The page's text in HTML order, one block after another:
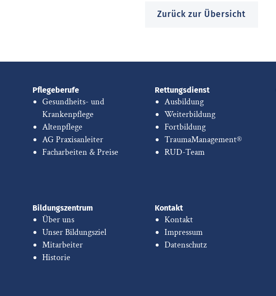
Zurück zur Übersicht
Pflegeberufe
Gesundheits- und
Krankenpflege
Altenpflege
AG Praxisanleiter
Facharbeiten & Preise
Rettungsdienst
Ausbildung
Weiterbildung
Fortbildung
TraumaManagement®
RUD-Team
Bildungszentrum
Über uns
Unser Bildungsziel
Mitarbeiter
Historie
Kontakt
Kontakt
Impressum
Datenschutz